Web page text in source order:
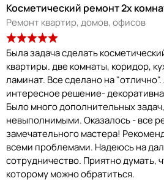
Косметический ремонт 2х
Ремонт квартир, домов, офисов
Была задача сделать
квартиры. две комнаты, коридор,
ламинат. Все сделано на
интересное решение-
Было много дополнительных
невыполнимыми. Оказалось - все
замечательного мастера!
всеми проблемами. Надеюсь на
сотрудничество. Приятно думать,
которому можно обратиться.